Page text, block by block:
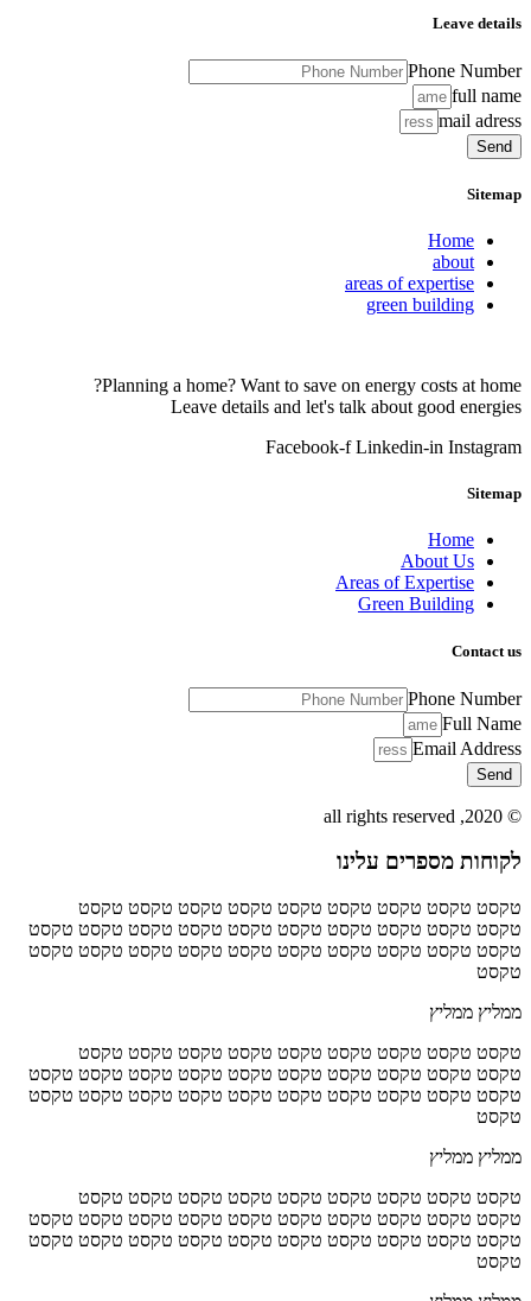
Leave details
Phone Number
full name
mail adress
Send
Sitemap
Home
about
areas of expertise
green building
Planning a home? Want to save on energy costs at home?
Leave details and let's talk about good energies
Facebook-f Linkedin-in Instagram
Sitemap
Home
About Us
Areas of Expertise
Green Building
Contact us
Phone Number
Full Name
Email Address
Send
© 2020, all rights reserved
לקוחות מספרים עלינו
טקסט טקסט טקסט טקסט טקסט טקסט טקסט טקסט טקסט
טקסט טקסט טקסט טקסט טקסט טקסט טקסט טקסט טקסט טקסט
טקסט טקסט טקסט טקסט טקסט טקסט טקסט טקסט טקסט טקסט
טקסט
ממליץ ממליץ
טקסט טקסט טקסט טקסט טקסט טקסט טקסט טקסט טקסט
טקסט טקסט טקסט טקסט טקסט טקסט טקסט טקסט טקסט טקסט
טקסט טקסט טקסט טקסט טקסט טקסט טקסט טקסט טקסט טקסט
טקסט
ממליץ ממליץ
טקסט טקסט טקסט טקסט טקסט טקסט טקסט טקסט טקסט
טקסט טקסט טקסט טקסט טקסט טקסט טקסט טקסט טקסט טקסט
טקסט טקסט טקסט טקסט טקסט טקסט טקסט טקסט טקסט טקסט
טקסט